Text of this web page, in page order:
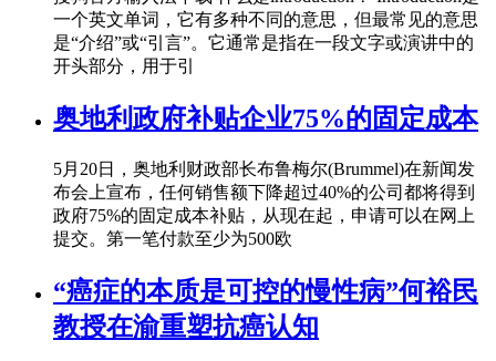
一个英文单词，它有多种不同的意思，但最常见的意思
是“介绍”或“引言”。它通常是指在一段文字或演讲中的
开头部分，用于引
奥地利政府补贴企业75%的固定成本
5月20日，奥地利财政部长布鲁梅尔(Brummel)在新闻发
布会上宣布，任何销售额下降超过40%的公司都将得到
政府75%的固定成本补贴，从现在起，申请可以在网上
提交。第一笔付款至少为500欧
“癌症的本质是可控的慢性病”何裕民
教授在渝重塑抗癌认知